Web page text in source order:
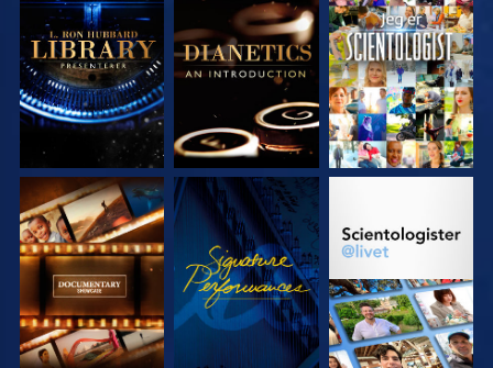
UTFORSK SERIEN UTFORSK SERIEN SE
UTFORSK SERIEN SE UTFORSK SERIEN